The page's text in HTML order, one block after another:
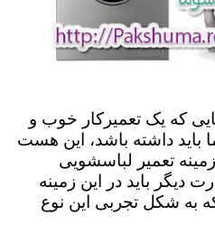
که یک تعمیرکار خوب و
داشته باشد، این هست
تعمیر لباسشویی
دیگر باید در این زمینه
به شکل تجربی این نوع